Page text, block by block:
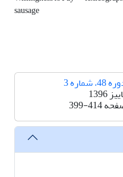
sausage
شماره 3
1396
399-414